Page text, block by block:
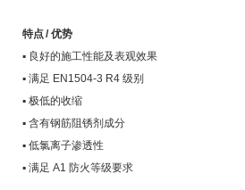
特点 / 优势
▪ 良好的施工性能及表观效果
▪ 满足 EN1504-3 R4 级别
▪ 极低的收缩
▪ 含有钢筋阻锈剂成分
▪ 低氯离子渗透性
▪ 满足 A1 防火等级要求